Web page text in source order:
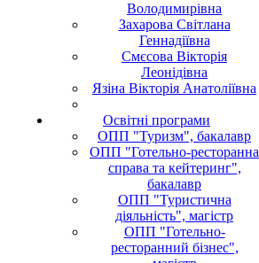
Володимирівна
Захарова Світлана
Геннадіївна
Смєсова Вікторія
Леонідівна
Язіна Вікторія Анатоліївна
Освітні програми
ОПП "Туризм", бакалавр
ОПП "Готельно-ресторанна
справа та кейтеринг",
бакалавр
ОПП "Туристична
діяльність", магістр
ОПП "Готельно-
ресторанний бізнес",